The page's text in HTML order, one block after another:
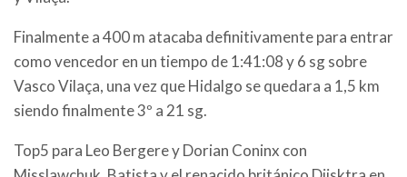
Finalmente a 400 m atacaba definitivamente para entrar
como vencedor en un tiempo de 1:41:08 y 6 sg sobre
Vasco Vilaça, una vez que Hidalgo se quedara a 1,5 km
siendo finalmente 3º a 21 sg.
Top5 para Leo Bergere y Dorian Coninx con